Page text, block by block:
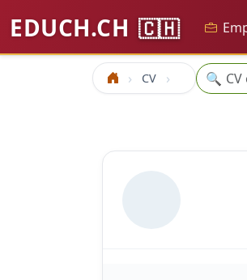
EDUCH.CH 🇨🇭
Accueil CV 🔍